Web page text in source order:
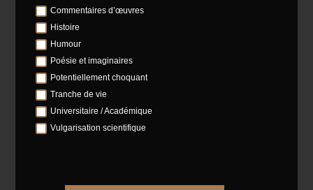
Commentaires d’œuvres
Histoire
Humour
Poésie et imaginaires
Potentiellement choquant
Tranche de vie
Universitaire / Académique
Vulgarisation scientifique